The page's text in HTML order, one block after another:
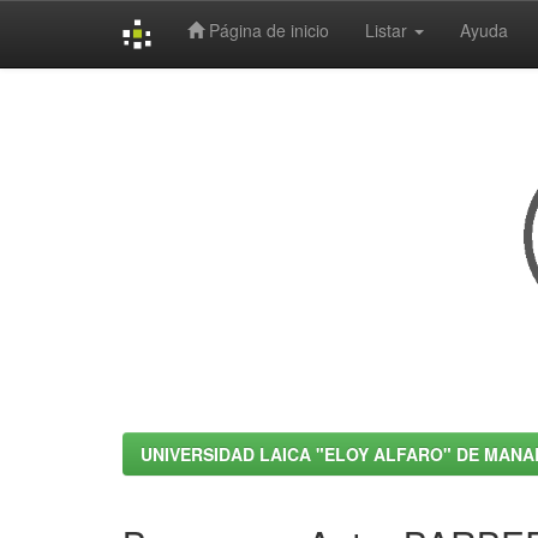
Página de inicio Listar Ayuda
UNIVERSIDAD LAICA "ELOY ALFARO" DE